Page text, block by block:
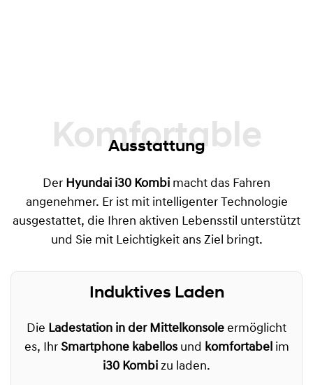
Komfortable
Ausstattung
Der Hyundai i30 Kombi macht das Fahren
angenehmer. Er ist mit intelligenter Technologie
ausgestattet, die Ihren aktiven Lebensstil unterstützt
und Sie mit Leichtigkeit ans Ziel bringt.
Induktives Laden
Die Ladestation in der Mittelkonsole ermöglicht
es, Ihr Smartphone kabellosund komfortabelim
i30 Kombi zu laden.